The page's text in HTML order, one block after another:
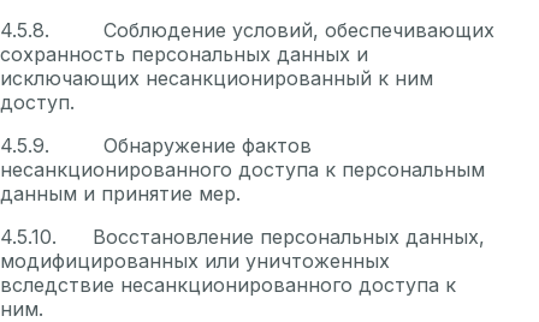
4.5.8. Соблюдение условий, обеспечивающих
сохранность персональных данных и
исключающих несанкционированный к ним
доступ.
4.5.9. Обнаружение фактов
несанкционированного доступа к персональным
данным и принятие мер.
4.5.10. Восстановление персональных данных,
модифицированных или уничтоженных
вследствие несанкционированного доступа к
ним.